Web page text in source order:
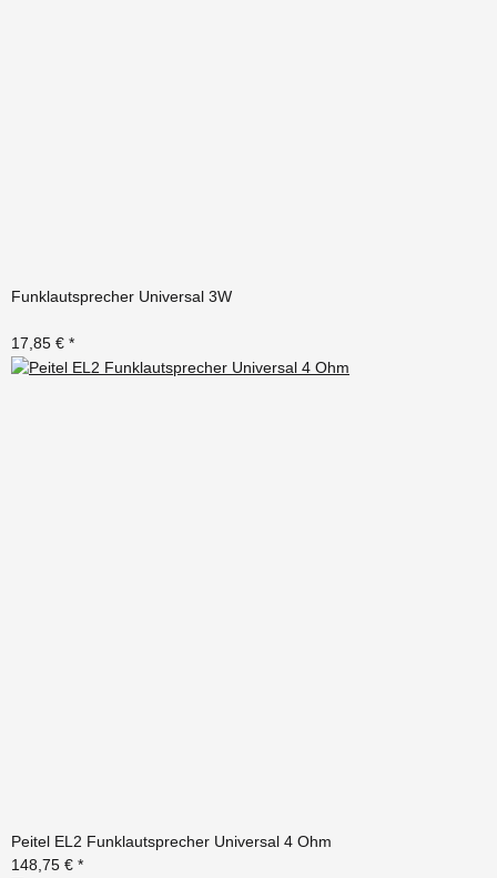
Funklautsprecher Universal 3W
17,85 € *
Peitel EL2 Funklautsprecher Universal 4 Ohm
148,75 € *